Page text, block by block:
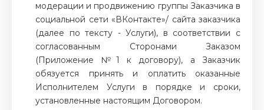
модерации и продвижению группы Заказчика в
социальной сети «ВКонтакте»/ сайта заказчика
(далее по тексту - Услуги), в соответствии с
согласованным Сторонами Заказом
(Приложение №1 к договору), а Заказчик
обязуется принять и оплатить оказанные
Исполнителем Услуги в порядке и сроки,
установленные настоящим Договором.